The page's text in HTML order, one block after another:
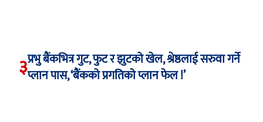
३प्रभु बैंकभित्र गुट, फुट र झुटको खेल, श्रेष्ठलाई सरुवा गर्ने
प्लान पास, ‘बैंकको प्रगतिको प्लान फेल !’